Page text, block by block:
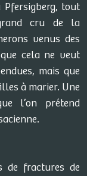
tout
cru de la
venus des
cela ne veut
mais que
à marier. Une
l’on prétend
de fractures de